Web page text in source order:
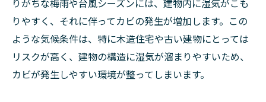
りがちな梅雨や台風シーズンには、建物内に湿気がこも
りやすく、それに伴ってカビの発生が増加します。この
ような気候条件は、特に木造住宅や古い建物にとっては
リスクが高く、建物の構造に湿気が溜まりやすいため、
カビが発生しやすい環境が整ってしまいます。